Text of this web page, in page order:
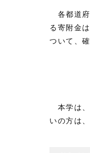
各都道府
る寄附金
ついて、
本学は、
いの方は